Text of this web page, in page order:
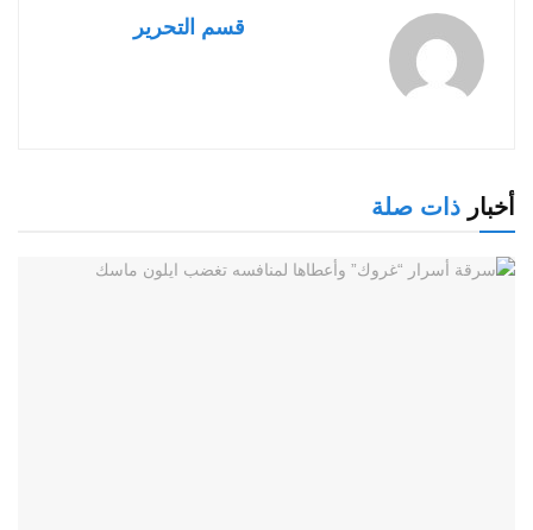
قسم التحرير
أخبار ذات صلة